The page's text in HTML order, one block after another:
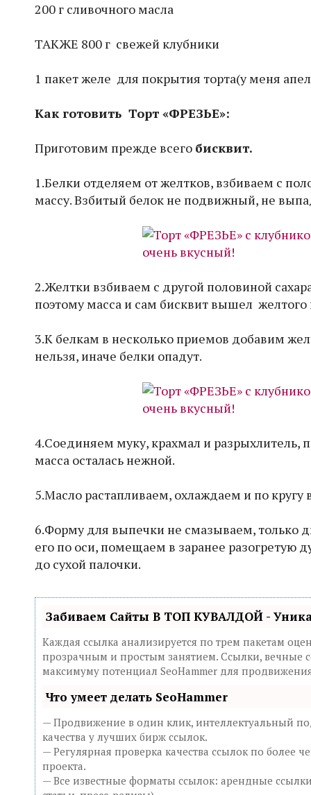
200 г сливочного масла
ТАКЖЕ 800 г свежей клубники
1 пакет желе для покрытия торта(у меня
Как готовить Торт «ФРЕЗЬЕ»:
Приготовим прежде всего бисквит.
1.Белки отделяем от желтков, взбиваем с
массу. Взбитый белок не подвижный, не
2.Желтки взбиваем с другой половиной
поэтому масса и сам бисквит вышел желтого
3.К белкам в несколько приемов добавим
нельзя, иначе белки опадут.
4.Соединяем муку, крахмал и
масса осталась нежной.
5.Масло растапливаем, охлаждаем и по
6.Форму для выпечки не смазываем, только
его по оси, помещаем в заранее разогретую
до сухой палочки.
Забиваем Сайты В ТОП КУВАЛДОЙ -
Каждая ссылка анализируется по трем пакетам
прозрачным и простым занятием. Ссылки, вечные
максимуму потенциал SeoHammer для
Что умеет делать SeoHammer
— Продвижение в один клик, интеллектуальный
качества у лучших бирж ссылок.
— Регулярная проверка качества ссылок по более
проекта.
— Все известные форматы ссылок: арендные